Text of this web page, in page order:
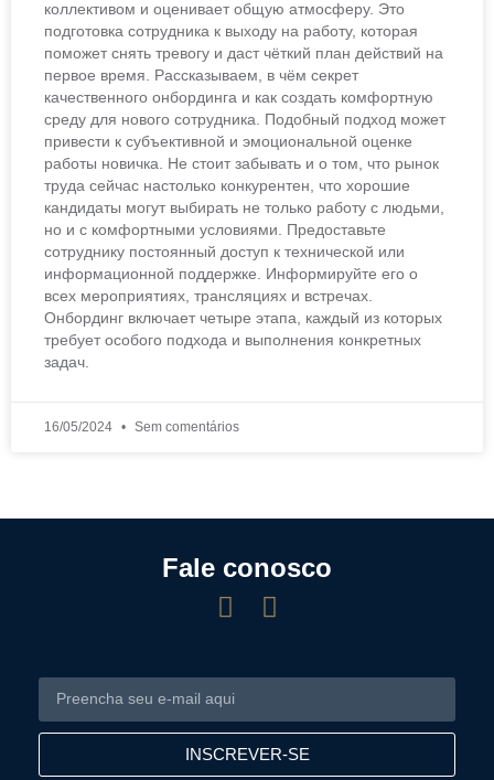
коллективом и оценивает общую атмосферу. Это
подготовка сотрудника к выходу на работу, которая
поможет снять тревогу и даст чёткий план действий на
первое время. Рассказываем, в чём секрет
качественного онбординга и как создать комфортную
среду для нового сотрудника. Подобный подход может
привести к субъективной и эмоциональной оценке
работы новичка. Не стоит забывать и о том, что рынок
труда сейчас настолько конкурентен, что хорошие
кандидаты могут выбирать не только работу с людьми,
но и с комфортными условиями. Предоставьте
сотруднику постоянный доступ к технической или
информационной поддержке. Информируйте его о
всех мероприятиях, трансляциях и встречах.
Онбординг включает четыре этапа, каждый из которых
требует особого подхода и выполнения конкретных
задач.
16/05/2024 Sem comentários
Fale conosco
INSCREVER-SE